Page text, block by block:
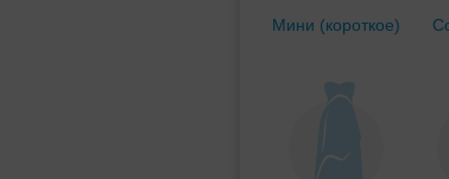
Мини (короткое)